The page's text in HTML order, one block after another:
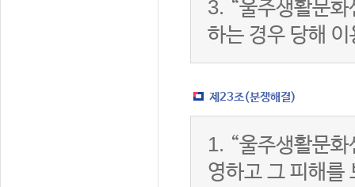
3. “울주생활문
하는 경우 당해
제23조(분쟁해결)
1. “울주생활문
영하고 그 피해를